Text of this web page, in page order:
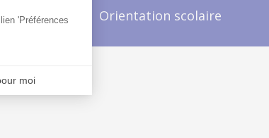
Orientation scolaire